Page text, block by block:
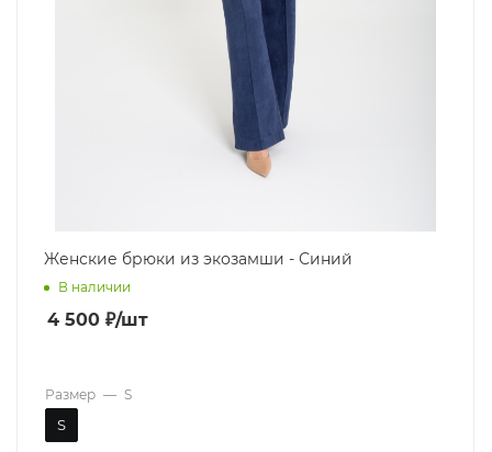
Женские брюки из экозамши - Синий
В наличии
4 500 ₽/шт
Размер — S
S